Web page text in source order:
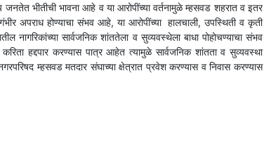
जनतेत भीतीची भावना आहे व या आरोपींच्या वर्तनामुळे म्हसवड शहरात व इतर
अपराध होण्याचा संभव आहे, या आरोपींच्या हालचाली, उपस्थिती व कृती
नागरिकांच्या सार्वजनिक शांततेला व सुव्यवस्थेला बाधा पोहोचण्याचा संभव
हद्दपार करण्यास पात्र आहेत त्यामुळे सार्वजनिक शांतता व सुव्यवस्था
म्हसवड मतदार संघाच्या क्षेत्रात प्रवेश करण्यास व निवास करण्यास